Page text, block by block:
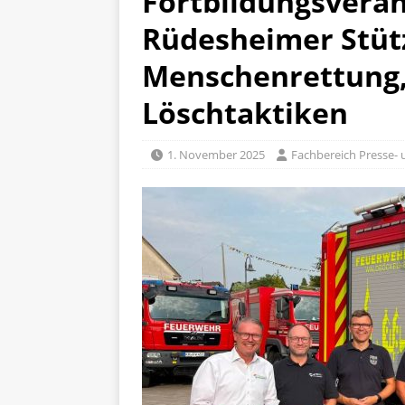
Rüdesheimer
Löschtaktiken
1. November 2025 Fachbereich